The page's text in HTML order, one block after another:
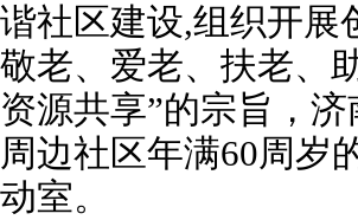
谐社区建设,组织开展
敬老、爱老、扶老、
资源共享”的宗旨，
周边社区年满60周岁
动室。